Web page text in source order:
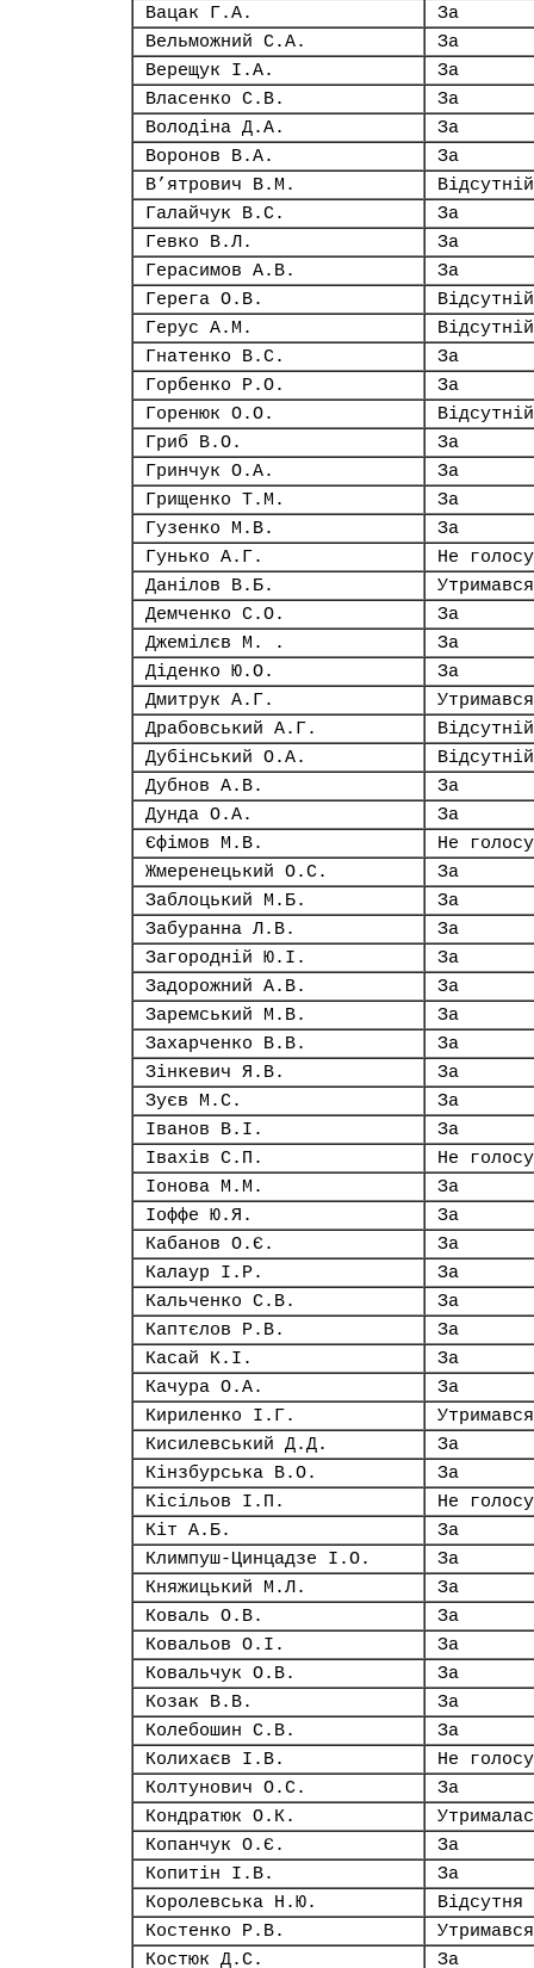
Вацак Г.А.
За
Вельможний С.А.
За
Верещук І.А.
За
Власенко С.В.
За
Володіна Д.А.
За
Воронов В.А.
За
В’ятрович В.М.
Відсутній
Галайчук В.С.
За
Гевко В.Л.
За
Герасимов А.В.
За
Герега О.В.
Відсутній
Герус А.М.
Відсутній
Гнатенко В.С.
За
Горбенко Р.О.
За
Горенюк О.О.
Відсутній
Гриб В.О.
За
Гринчук О.А.
За
Грищенко Т.М.
За
Гузенко М.В.
За
Гунько А.Г.
Не
Данілов В.Б.
Утримався
Демченко С.О.
За
Джемілєв М. .
За
Діденко Ю.О.
За
Дмитрук А.Г.
Утримався
Драбовський А.Г.
Відсутній
Дубінський О.А.
Відсутній
Дубнов А.В.
За
Дунда О.А.
За
Єфімов М.В.
Не
Жмеренецький О.С.
За
Заблоцький М.Б.
За
Забуранна Л.В.
За
Загородній Ю.І.
За
Задорожний А.В.
За
Заремський М.В.
За
Захарченко В.В.
За
Зінкевич Я.В.
За
Зуєв М.С.
За
Іванов В.І.
За
Івахів С.П.
Не
Іонова М.М.
За
Іоффе Ю.Я.
За
Кабанов О.Є.
За
Калаур І.Р.
За
Кальченко С.В.
За
Каптєлов Р.В.
За
Касай К.І.
За
Качура О.А.
За
Кириленко І.Г.
Утримався
Кисилевський Д.Д.
За
Кінзбурська В.О.
За
Кісільов І.П.
Не
Кіт А.Б.
За
Климпуш-Цинцадзе І.О.
За
Княжицький М.Л.
За
Коваль О.В.
За
Ковальов О.І.
За
Ковальчук О.В.
За
Козак В.В.
За
Колебошин С.В.
За
Колихаєв І.В.
Не
Колтунович О.С.
За
Кондратюк О.К.
Копанчук О.Є.
За
Копитін І.В.
За
Королевська Н.Ю.
Відсутня
Костенко Р.В.
Утримався
Костюк Д.С.
За